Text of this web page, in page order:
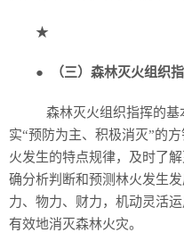
★
● （三）森林灭火组织
森林灭火组织指挥的基
实“预防为主、积极消灭”的
火发生的特点规律，及时了
确分析判断和预测林火发生
力、物力、财力，机动灵活
有效地消灭森林火灾。